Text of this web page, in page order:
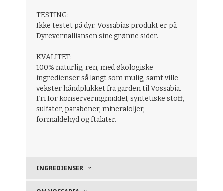
TESTING:
Ikke testet på dyr. Vossabias produkt er på
Dyrevernalliansen sine grønne sider.
KVALITET:
100% naturlig, ren, med økologiske
ingredienser så langt som mulig, samt ville
vekster håndplukket fra garden til Vossabia.
Fri for konserveringmiddel, syntetiske stoff,
sulfater, parabener, mineraloljer,
formaldehyd og ftalater.
INGREDIENSER